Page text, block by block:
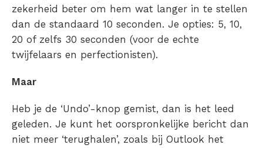
zekerheid beter om hem wat langer in te stellen
dan de standaard 10 seconden. Je opties: 5, 10,
20 of zelfs 30 seconden (voor de echte
twijfelaars en perfectionisten).
Maar
Heb je de ‘Undo’-knop gemist, dan is het leed
geleden. Je kunt het oorspronkelijke bericht dan
niet meer ‘terughalen’, zoals bij Outlook het